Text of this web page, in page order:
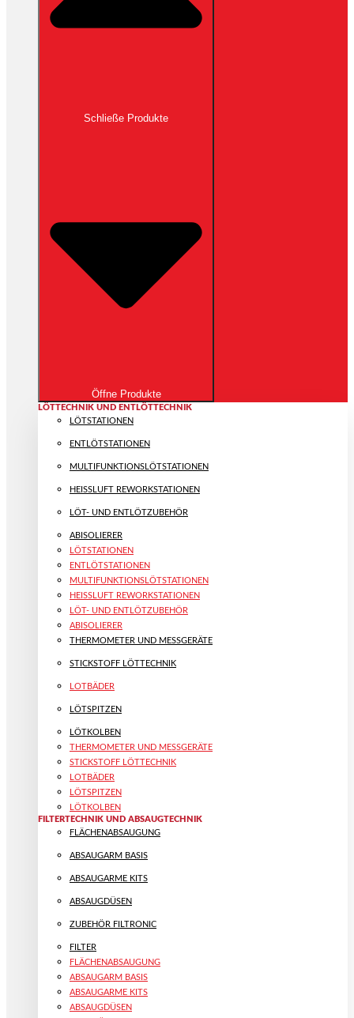
Schließe Produkte
Öffne Produkte
LÖTTECHNIK UND ENTLÖTTECHNIK
LÖTSTATIONEN
ENTLÖTSTATIONEN
MULTIFUNKTIONS­LÖTSTATIONEN
HEISSLUFT REWORKSTATIONEN
LÖT- UND ENTLÖTZUBEHÖR
ABISOLIERER
LÖTSTATIONEN
ENTLÖTSTATIONEN
MULTIFUNKTIONS­LÖTSTATIONEN
HEISSLUFT REWORKSTATIONEN
LÖT- UND ENTLÖTZUBEHÖR
ABISOLIERER
THERMOMETER UND MESSGERÄTE
STICKSTOFF LÖTTECHNIK
LOTBÄDER
LÖTSPITZEN
LÖTKOLBEN
THERMOMETER UND MESSGERÄTE
STICKSTOFF LÖTTECHNIK
LOTBÄDER
LÖTSPITZEN
LÖTKOLBEN
FILTERTECHNIK UND ABSAUGTECHNIK
FLÄCHENABSAUGUNG
ABSAUGARM BASIS
ABSAUGARME KITS
ABSAUGDÜSEN
ZUBEHÖR FILTRONIC
FILTER
FLÄCHENABSAUGUNG
ABSAUGARM BASIS
ABSAUGARME KITS
ABSAUGDÜSEN